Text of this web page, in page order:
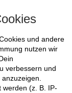
und andere
nutzen wir
verbessern und
werden (z. B. IP-